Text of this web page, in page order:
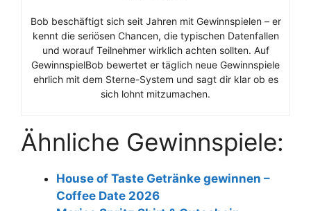
Bob beschäftigt sich seit Jahren mit Gewinnspielen – er
kennt die seriösen Chancen, die typischen Datenfallen
und worauf Teilnehmer wirklich achten sollten. Auf
GewinnspielBob bewertet er täglich neue Gewinnspiele
ehrlich mit dem Sterne-System und sagt dir klar ob es
sich lohnt mitzumachen.
Ähnliche Gewinnspiele:
House of Taste Getränke gewinnen –
Coffee Date 2026